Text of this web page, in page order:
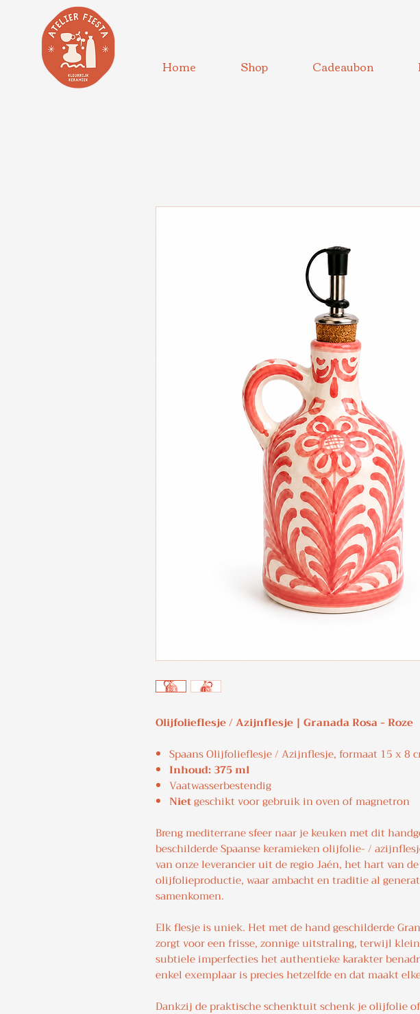
Home
Shop Cadeaubon
Olijfolieflesje / Azijnflesje | Granada Rosa - Roze
Spaans Olijfolieflesje / Azijnflesje, formaat 15 x 8
Inhoud: 375 ml
Vaatwasserbestendig
Nietgeschikt voor gebruik in oven of magnetron
Breng mediterrane sfeer naar je keuken met dit
beschilderde Spaanse keramieken olijfolie- /
van onze leverancier uit de regio Jaén, het hart van de
olijfolieproductie, waar ambacht en traditie al
samenkomen.
Elk flesje is uniek. Het met de hand geschilderde
zorgt voor een frisse, zonnige uitstraling, terwijl
subtiele imperfecties het authentieke karakter
enkel exemplaar is precies hetzelfde en dat maakt
Dankzij de praktische schenktuit schenk je olijfolie